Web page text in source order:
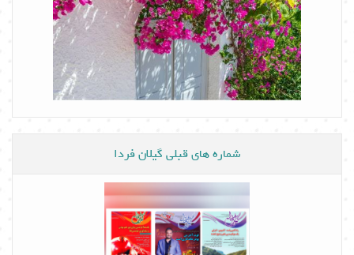
شماره های قبلی گیلان فردا